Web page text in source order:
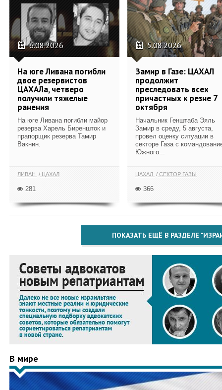
6.08.2026
На юге Ливана погибли
двое резервистов
ЦАХАЛа, четверо
получили тяжелые
ранения
На юге Ливана погибли майор
резерва Харель Биреншток и
прапорщик резерва Тамир
Вакнин.
ЛИВАН ЦАХАЛ
281
5.08.2026
Замир в Газе: ЦАХАЛ
продолжит
преследовать всех
причастных к резне 7
октября
Начальник Генштаба Эяль
Замир в среду, 5 августа,
провел оценку ситуации в
секторе Газа с
Южного...
ЦАХАЛ СЕКТОР ГАЗЫ
366
ПОКАЗАТЬ ЕЩЁ В РАЗДЕЛЕ
В мире